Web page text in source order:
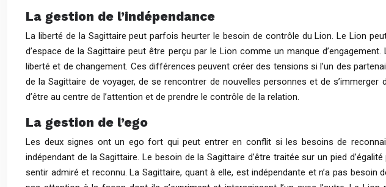
La gestion de l’indépendance
La liberté de la Sagittaire peut parfois heurter le besoin de contrôle du Lion. Le Lion
d’espace de la Sagittaire peut être perçu par le Lion comme un manque
liberté et de changement. Ces différences peuvent créer des tensions si l’un des
de la Sagittaire de voyager, de se rencontrer de nouvelles personnes et de
d’être au centre de l’attention et de prendre le contrôle de la relation.
La gestion de l’ego
Les deux signes ont un ego fort qui peut entrer en conflit si les besoins de
indépendant de la Sagittaire. Le besoin de la Sagittaire d’être traitée sur un pied
sentir admiré et reconnu. La Sagittaire, quant à elle, est indépendante et n’a pas